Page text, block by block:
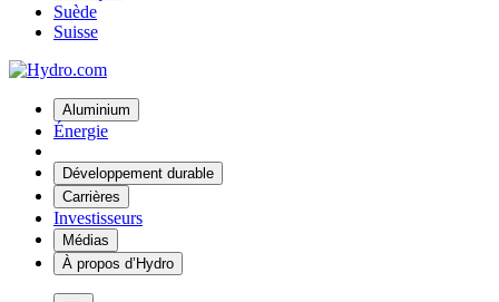
Suède
Suisse
Aluminium
Énergie
Développement durable
Carrières
Investisseurs
Médias
À propos d’Hydro